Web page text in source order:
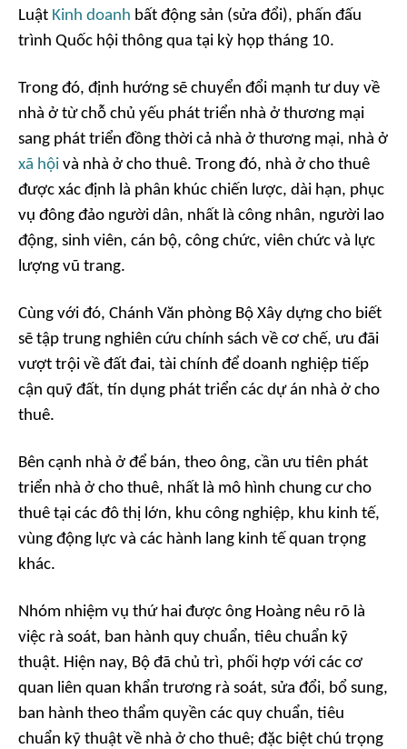
Luật Kinh doanh bất động sản (sửa đổi), phấn đấu
trình Quốc hội thông qua tại kỳ họp tháng 10.
Trong đó, định hướng sẽ chuyển đổi mạnh tư duy về
nhà ở từ chỗ chủ yếu phát triển nhà ở thương mại
sang phát triển đồng thời cả nhà ở thương mại, nhà ở
xã hội và nhà ở cho thuê. Trong đó, nhà ở cho thuê
được xác định là phân khúc chiến lược, dài hạn, phục
vụ đông đảo người dân, nhất là công nhân, người lao
động, sinh viên, cán bộ, công chức, viên chức và lực
lượng vũ trang.
Cùng với đó, Chánh Văn phòng Bộ Xây dựng cho biết
sẽ tập trung nghiên cứu chính sách về cơ chế, ưu đãi
vượt trội về đất đai, tài chính để doanh nghiệp tiếp
cận quỹ đất, tín dụng phát triển các dự án nhà ở cho
thuê.
Bên cạnh nhà ở để bán, theo ông, cần ưu tiên phát
triển nhà ở cho thuê, nhất là mô hình chung cư cho
thuê tại các đô thị lớn, khu công nghiệp, khu kinh tế,
vùng động lực và các hành lang kinh tế quan trọng
khác.
Nhóm nhiệm vụ thứ hai được ông Hoàng nêu rõ là
việc rà soát, ban hành quy chuẩn, tiêu chuẩn kỹ
thuật. Hiện nay, Bộ đã chủ trì, phối hợp với các cơ
quan liên quan khẩn trương rà soát, sửa đổi, bổ sung,
ban hành theo thẩm quyền các quy chuẩn, tiêu
chuẩn kỹ thuật về nhà ở cho thuê; đặc biệt chú trọng